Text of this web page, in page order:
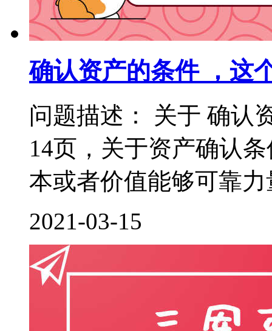
确认资产的条件 ，这
问题描述： 关于 确认
14页，关于资产确认
本或者价值能够可靠
2021-03-15